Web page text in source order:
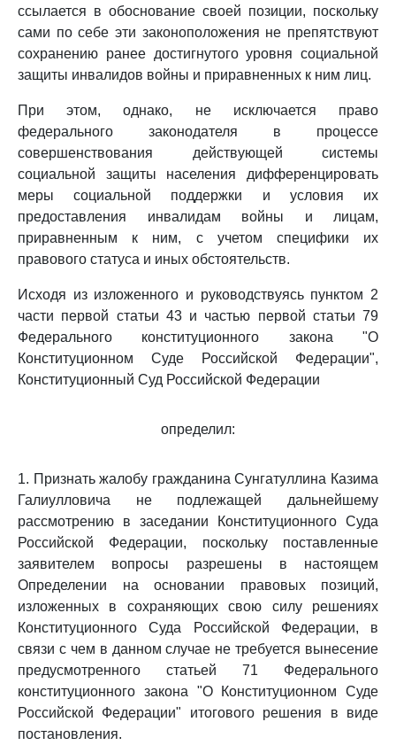
ссылается в обоснование своей позиции, поскольку
сами по себе эти законоположения не препятствуют
сохранению ранее достигнутого уровня социальной
защиты инвалидов войны и приравненных к ним лиц.
При этом, однако, не исключается право
федерального законодателя в процессе
совершенствования действующей системы
социальной защиты населения дифференцировать
меры социальной поддержки и условия их
предоставления инвалидам войны и лицам,
приравненным к ним, с учетом специфики их
правового статуса и иных обстоятельств.
Исходя из изложенного и руководствуясь пунктом 2
части первой статьи 43 и частью первой статьи 79
Федерального конституционного закона "О
Конституционном Суде Российской Федерации",
Конституционный Суд Российской Федерации
определил:
1. Признать жалобу гражданина Сунгатуллина Казима
Галиулловича не подлежащей дальнейшему
рассмотрению в заседании Конституционного Суда
Российской Федерации, поскольку поставленные
заявителем вопросы разрешены в настоящем
Определении на основании правовых позиций,
изложенных в сохраняющих свою силу решениях
Конституционного Суда Российской Федерации, в
связи с чем в данном случае не требуется вынесение
предусмотренного статьей 71 Федерального
конституционного закона "О Конституционном Суде
Российской Федерации" итогового решения в виде
постановления.